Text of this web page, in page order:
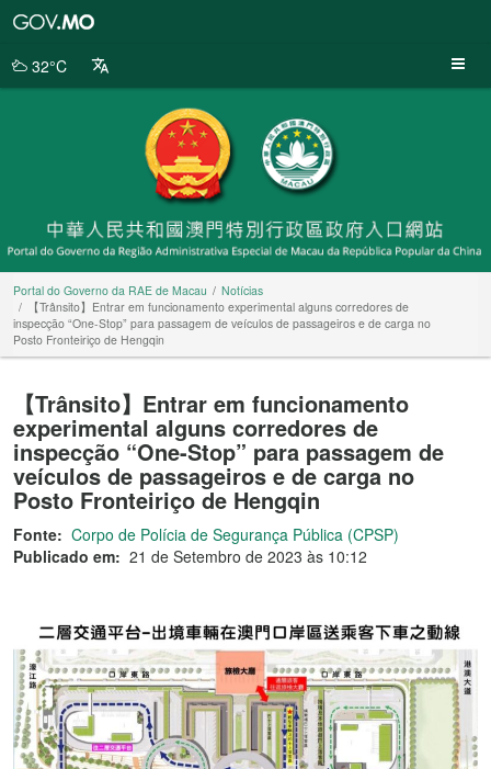
da
32°C
Portal do Governo da RAE de Macau
Notícias
【Trânsito】Entrar em funcionamento experimental alguns corredores de
inspecção “One-Stop” para passagem de veículos de passageiros e de carga no
Posto Fronteiriço de Hengqin
【Trânsito】Entrar em funcionamento
experimental alguns corredores de
inspecção “One-Stop” para passagem de
veículos de passageiros e de carga no
Posto Fronteiriço de Hengqin
Fonte: Corpo de Polícia de Segurança Pública (CPSP)
Publicado em: 21 de Setembro de 2023 às 10:12